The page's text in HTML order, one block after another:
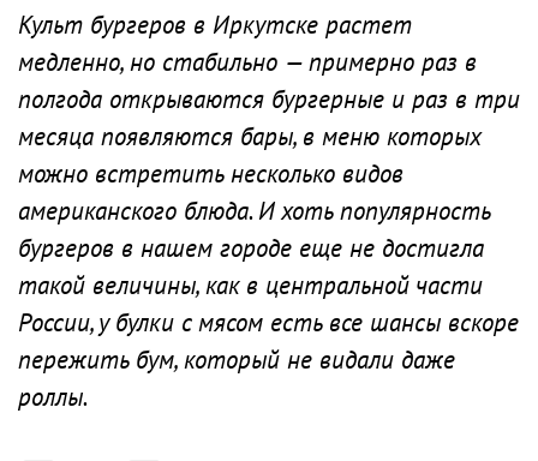
Культ бургеров в Иркутске растет
медленно, но стабильно — примерно раз в
полгода открываются бургерные и раз в три
месяца появляются бары, в меню которых
можно встретить несколько видов
американского блюда. И хоть популярность
бургеров в нашем городе еще не достигла
такой величины, как в центральной части
России, у булки с мясом есть все шансы вскоре
пережить бум, который не видали даже
роллы.